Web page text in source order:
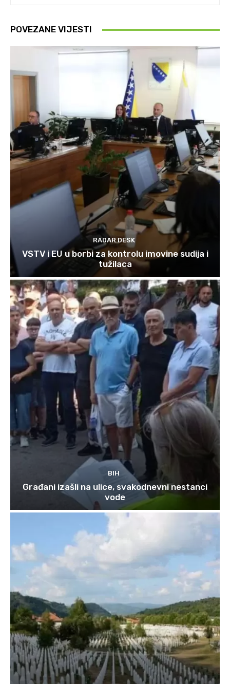
POVEZANE VIJESTI
RADAR DESK
VSTV i EU u borbi za kontrolu imovine sudija i
tužilaca
BIH
Građani izašli na ulice, svakodnevni nestanci
vode